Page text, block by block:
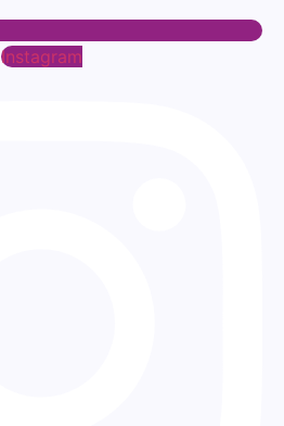
Instagram